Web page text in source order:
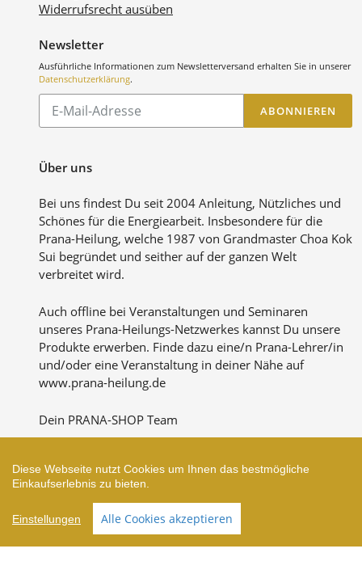
Widerrufsrecht ausüben
Newsletter
Ausführliche Informationen zum Newsletterversand erhalten Sie in unserer
Datenschutzerklärung.
Abonnieren
unsere
ABONNIEREN
Über uns
Bei uns findest Du seit 2004 Anleitung, Nützliches und
Schönes für die Energiearbeit. Insbesondere für die
Prana-Heilung, welche 1987 von Grandmaster Choa Kok
Sui begründet und seither auf der ganzen Welt
verbreitet wird.
Auch offline bei Veranstaltungen und Seminaren
unseres Prana-Heilungs-Netzwerkes kannst Du unsere
Produkte erwerben. Finde dazu eine/n Prana-Lehrer/in
und/oder eine Veranstaltung in deiner Nähe auf
www.prana-heilung.de
Dein PRANA-SHOP Team
Zahlungsarten
Diese Webseite nutzt Cookies um Ihnen das bestmögliche
Einkaufserlebnis zu bieten.
Einstellungen Alle Cookies akzeptieren